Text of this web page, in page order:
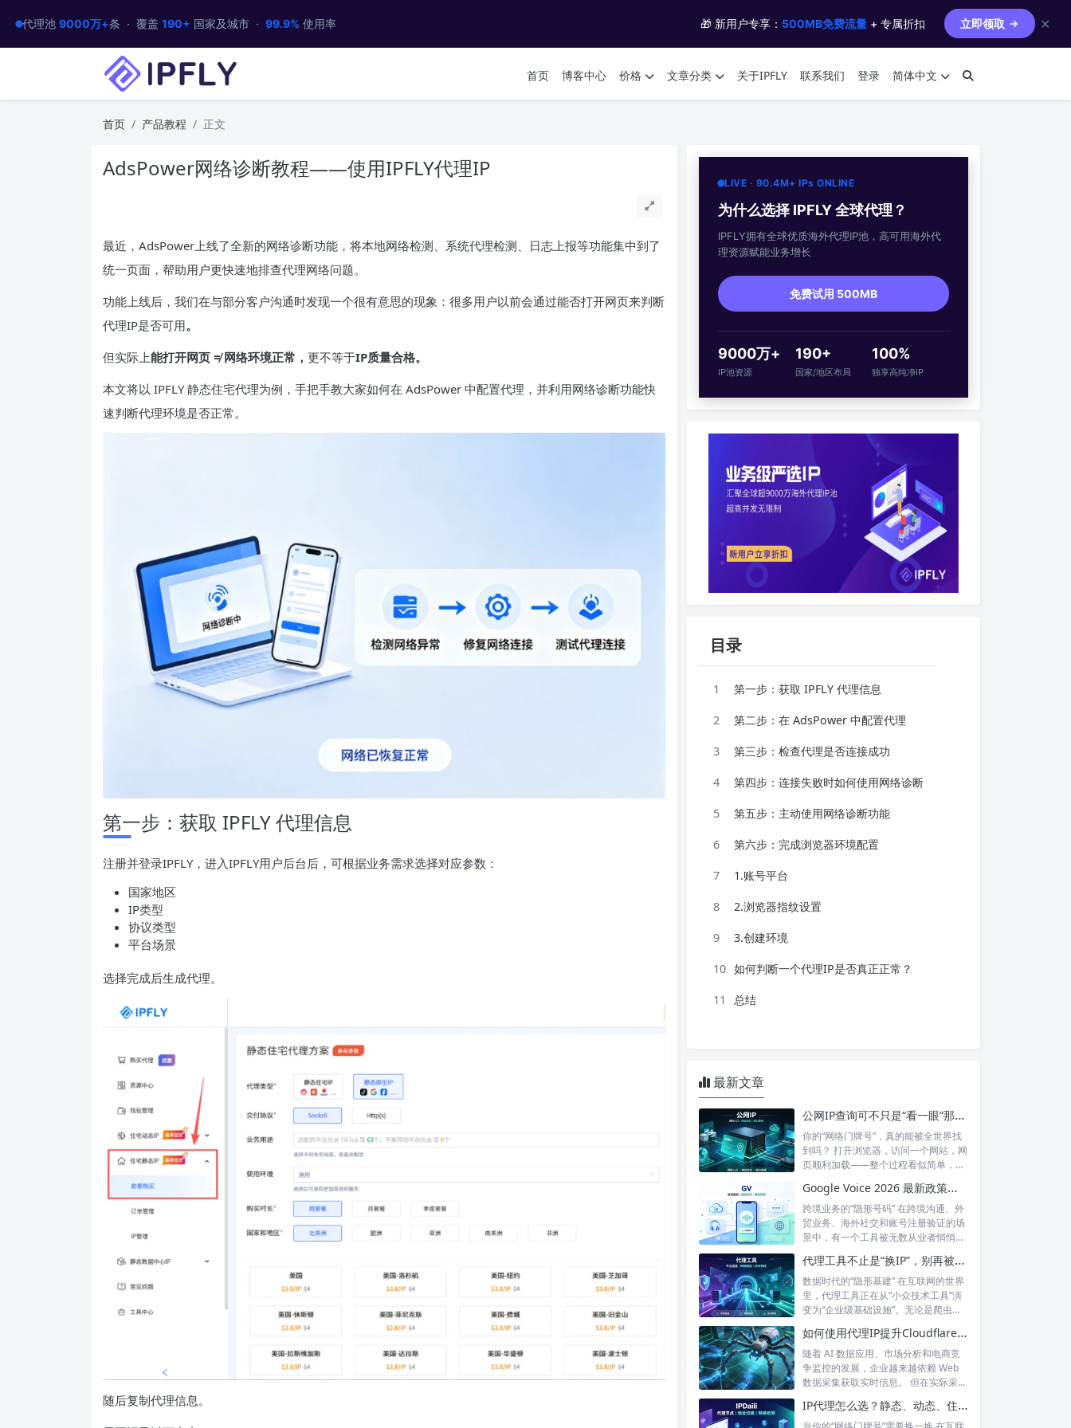
代理池 9000万+条 · 覆盖 190+ 国家及城市 · 99.9% 使用率 🎁 新用户专享： 500MB免费流量 + 专属折扣 立即领取 ✕
首页 博客中心 价格 文章分类 关于IPFLY 联系我们 登录 简体中文
首页 产品教程 正文
AdsPower网络诊断教程——使用IPFLY代理IP
最近，AdsPower上线了全新的网络诊断功能，将本地网络检测、系统代理检测、日志上报等功能集中到了
统一页面，帮助用户更快速地排查代理网络问题。
功能上线后，我们在与部分客户沟通时发现一个很有意思的现象：很多用户以前会通过能否打开网页来判断
代理IP是否可用。
但实际上能打开网页 ≠ 网络环境正常 ， 更不等于IP质量合格。
本文将以 IPFLY 静态住宅代理为例，手把手教大家如何在 AdsPower 中配置代理，并利用网络诊断功能快
速判断代理环境是否正常。
第一步：获取 IPFLY 代理信息
注册并登录IPFLY，进入IPFLY用户后台后，可根据业务需求选择对应参数：
国家地区
IP类型
协议类型
平台场景
选择完成后生成代理。
随后复制代理信息。
LIVE · 90.4M+ IPs ONLINE
为什么选择 IPFLY 全球代理？
IPFLY拥有全球优质海外代理IP池，高可用海外代
理资源赋能业务增长
免费试用 500MB
9000万+
IP池资源
190+
国家/地区布局
100%
独享高纯净IP
目录
1 第一步：获取 IPFLY 代理信息
2 第二步：在 AdsPower 中配置代理
3 第三步：检查代理是否连接成功
4 第四步：连接失败时如何使用网络诊断
5 第五步：主动使用网络诊断功能
6 第六步：完成浏览器环境配置
7 1.账号平台
8 2.浏览器指纹设置
9 3.创建环境
10 如何判断一个代理IP是否真正正常？
11 总结
最新文章
公网IP查询可不只是“看一眼”那么简单！如何保护你的网络身份？
你的“网络门牌号”，真的能被全世界找
到吗？ 打开浏览器，访问一个网站，网
页顺利加载——整个过程看似简单，但
Google Voice 2026 最新政策解读：付费订阅、Gemini 纪要、实名认证——GV的变与不变
跨境业务的“隐形号码” 在跨境沟通、外
贸业务、海外社交和账号注册验证的场
景中，有一个工具被无数从业者悄悄使
代理工具不止是“换IP”，别再被“免费代理”骗了
数据时代的“隐形基建” 在互联网的世界
里，代理工具正在从“小众技术工具”演
变为“企业级基础设施”。无论是爬虫
如何使用代理IP提升Cloudflare环境下的数据采集稳定性？
随着 AI 数据应用、市场分析和电商竞
争监控的发展，企业越来越依赖 Web
数据采集获取实时信息。 但在实际采...
IP代理怎么选？静态、动态、住宅、机房——别再傻傻分不清，这篇帮你彻底搞懂